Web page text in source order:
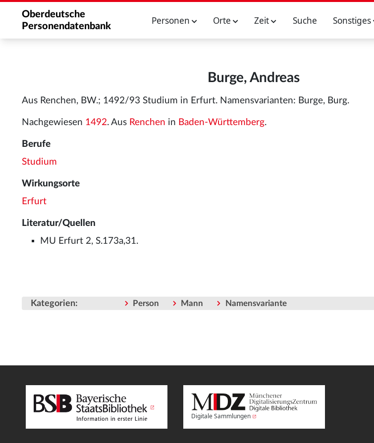
Oberdeutsche
Personendatenbank
Personen Orte Zeit Suche Sonstiges
Burge, Andreas
Aus Renchen, BW.; 1492/93 Studium in Erfurt. Namensvarianten: Burge, Burg.
Nachgewiesen 1492. Aus Renchen in Baden-Württemberg.
Berufe
Studium
Wirkungsorte
Erfurt
Literatur/Quellen
MU Erfurt 2, S.173a,31.
Kategorien: Person Mann Namensvariante
Digitale Sammlungen